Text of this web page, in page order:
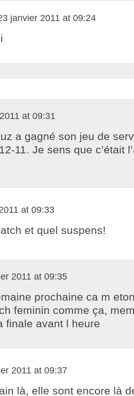
janvier 2011 at 09:24
at 09:31
a gagné son jeu de
11. Je sens que c’était
at 09:33
et quel suspens!
2011 at 09:35
prochaine ca m
feminin comme ça,
finale avant l heure
2011 at 09:37
là, elle sont encore là